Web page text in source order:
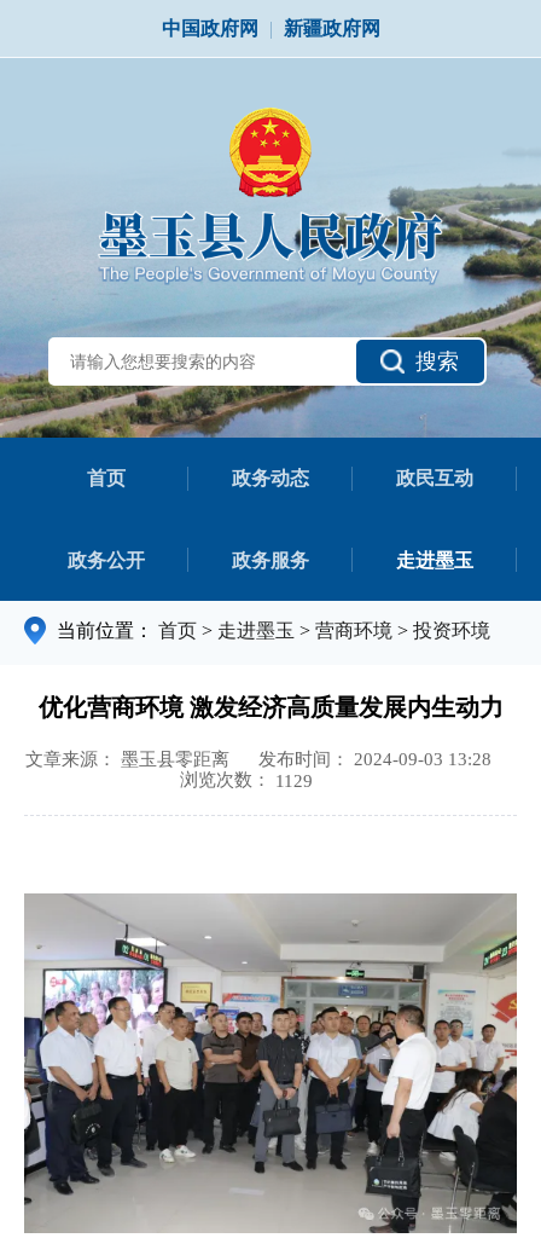
中国政府网 | 新疆政府网
搜索
首页 政务动态 政民互动
政务公开 政务服务 走进墨玉
当前位置： 首页 > 走进墨玉 > 营商环境 > 投资环境
优化营商环境 激发经济高质量发展内生动力
文章来源： 墨玉县零距离
发布时间： 2024-09-03 13:28
浏览次数： 1129